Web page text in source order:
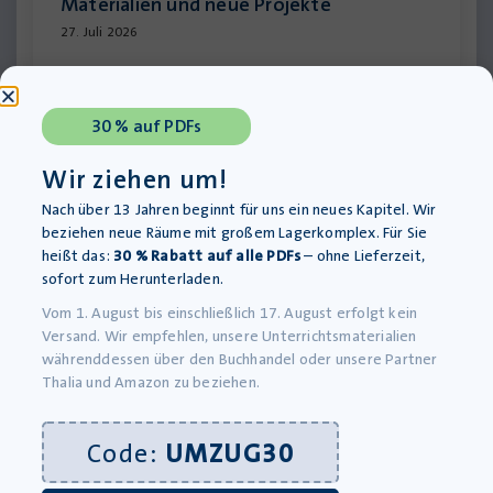
27. Juli 2026
Lesungen zu den Pflichtlektüren 2027:
Geschichte hautnah erleben
30 % auf PDFs
Wir ziehen um!
Nach über 13 Jahren beginnt für uns ein neues Kapitel. Wir
beziehen neue Räume mit großem Lagerkomplex. Für Sie
heißt das: 30 % Rabatt auf alle PDFs– ohne Lieferzeit,
sofort zum Herunterladen.
Vom 1. August bis einschließlich 17. August erfolgt kein
Versand. Wir empfehlen, unsere Unterrichtsmaterialien
währenddessen über den Buchhandel oder unsere Partner
Thalia und Amazon zu beziehen.
Code: UMZUG30